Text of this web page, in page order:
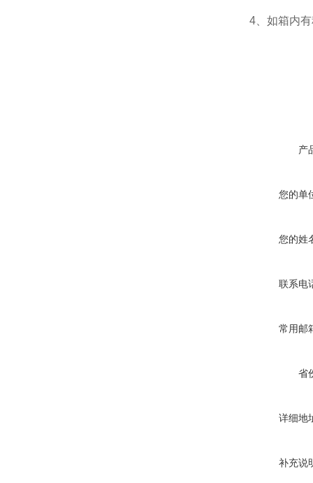
4、如箱内有
产
您的单
您的姓
联系电
常用邮
省
详细地
补充说